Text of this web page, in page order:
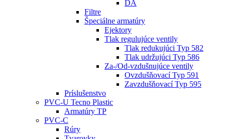
DA
Filtre
Špeciálne armatúry
Ejektory
Tlak regulujúce ventily
Tlak redukujúci Typ 582
Tlak udržujúci Typ 586
Za-/Od-vzdušnujúce ventily
Ovzdušňovací Typ 591
Zavzdušňovací Typ 595
Príslušenstvo
PVC-U Tecno Plastic
Armatúry TP
PVC-C
Rúry